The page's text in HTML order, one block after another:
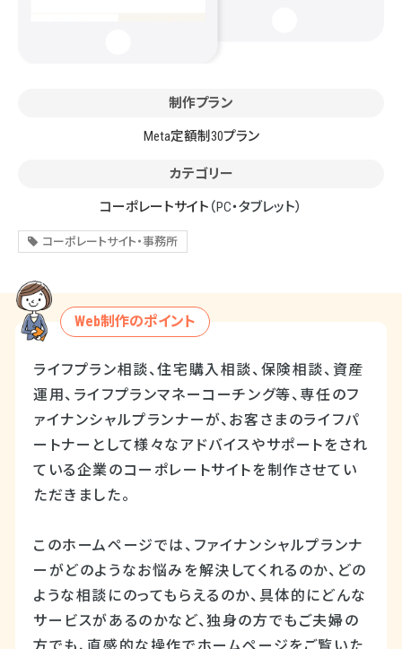
制作プラン
Meta定額制30プラン
カテゴリー
コーポレートサイト （PC・タブレット）
コーポレートサイト・事務所
Web制作のポイント
ライフプラン相談、住宅購入相談、保険相談、資産
運用、ライフプランマネーコーチング等、専任のフ
ァイナンシャルプランナーが、お客さまのライフパ
ートナーとして様々なアドバイスやサポートをされ
ている企業のコーポレートサイトを制作させてい
ただきました。
このホームページでは、ファイナンシャルプランナ
ーがどのようなお悩みを解決してくれるのか、どの
ような相談にのってもらえるのか、具体的にどんな
サービスがあるのかなど、独身の方でもご夫婦の
方でも、直感的な操作でホームページをご覧いた